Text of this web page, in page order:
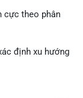
cực theo phân
định xu hướng